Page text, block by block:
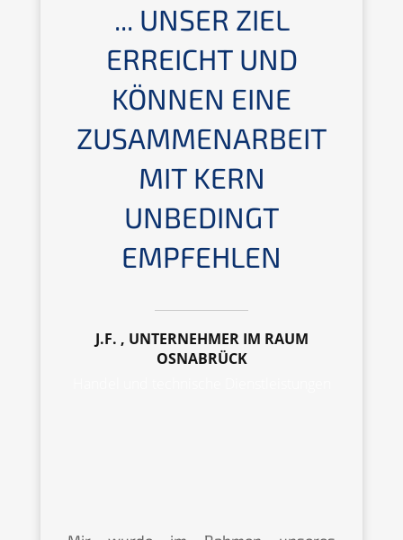
... UNSER ZIEL
ERREICHT UND
KÖNNEN EINE
ZUSAMMENARBEIT
MIT KERN
UNBEDINGT
EMPFEHLEN
J.F. , UNTERNEHMER IM RAUM
OSNABRÜCK